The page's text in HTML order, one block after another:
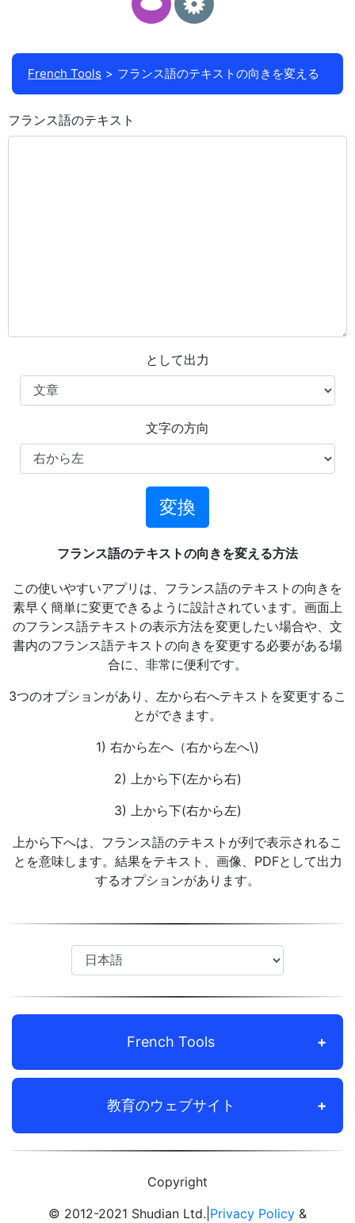
French Tools フランス語のテキストの向きを変える
フランス語のテキスト
として出力
文字の方向
変換
フランス語のテキストの向きを変える方法
この使いやすいアプリは、フランス語のテキストの向きを
素早く簡単に変更できるように設計されています。画面上
のフランス語テキストの表示方法を変更したい場合や、文
書内のフランス語テキストの向きを変更する必要がある場
合に、非常に便利です。
3つのオプションがあり、左から右へテキストを変更するこ
とができます。
1) 右から左へ（右から左へ\)
2) 上から下(左から右)
3) 上から下(右から左)
上から下へは、フランス語のテキストが列で表示されるこ
とを意味します。結果をテキスト、画像、PDFとして出力
するオプションがあります。
French Tools
教育のウェブサイト
Copyright
© 2012-2021 Shudian Ltd.| Privacy Policy &